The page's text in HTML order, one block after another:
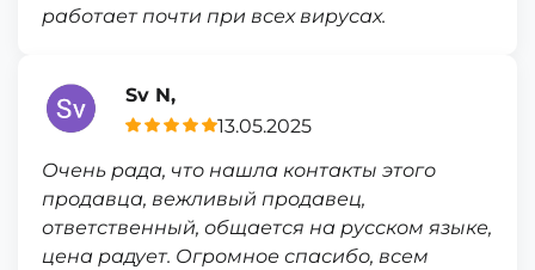
работает почти при всех вирусах.
Sv N,
13.05.2025
Очень рада, что нашла контакты этого
продавца, вежливый продавец,
ответственный, общается на русском языке,
цена радует. Огромное спасибо, всем